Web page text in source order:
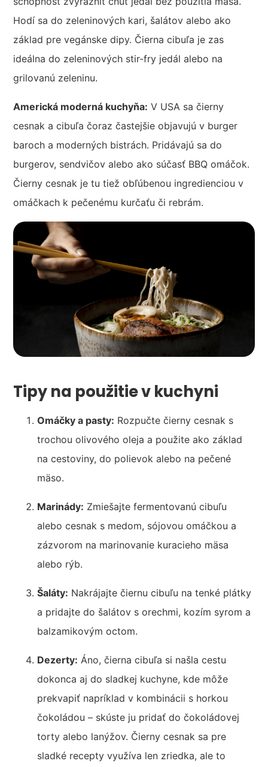
Hodí sa do zeleninových kari, šalátov alebo ako
základ pre vegánske dipy. Čierna cibuľa je zas
ideálna do zeleninových stir-fry jedál alebo na
grilovanú zeleninu.
Americká moderná kuchyňa: V USA sa čierny
cesnak a cibuľa čoraz častejšie objavujú v burger
baroch a moderných bistrách. Pridávajú sa do
burgerov, sendvičov alebo ako súčasť BBQ omáčok.
Čierny cesnak je tu tiež obľúbenou ingredienciou v
omáčkach k pečenému kurčaťu či rebrám.
Tipy na použitie v kuchyni
Omáčky a pasty: Rozpučte čierny cesnak s
trochou olivového oleja a použite ako základ
na cestoviny, do polievok alebo na pečené
mäso.
Marinády: Zmiešajte fermentovanú cibuľu
alebo cesnak s medom, sójovou omáčkou a
zázvorom na marinovanie kuracieho mäsa
alebo rýb.
Šaláty: Nakrájajte čiernu cibuľu na tenké plátky
a pridajte do šalátov s orechmi, kozím syrom a
balzamikovým octom.
Dezerty: Áno, čierna cibuľa si našla cestu
dokonca aj do sladkej kuchyne, kde môže
prekvapiť napríklad v kombinácii s horkou
čokoládou – skúste ju pridať do čokoládovej
torty alebo lanýžov. Čierny cesnak sa pre
sladké recepty využíva len zriedka, ale to